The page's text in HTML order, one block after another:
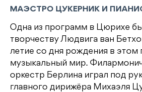
МАЭСТРО ЦУКЕРНИК И
Одна из программ в Цюрихе
творчеству Людвига ван
летие со дня рождения в этом
музыкальный мир.
оркестр Берлина играл под
главного дирижёра Михаэля